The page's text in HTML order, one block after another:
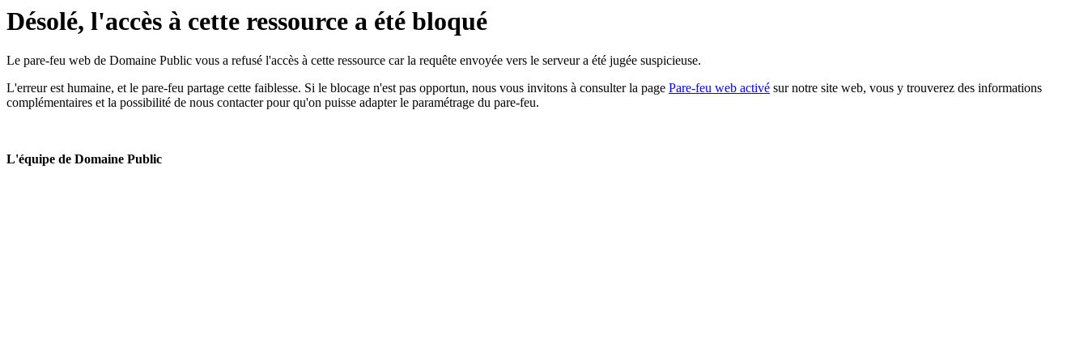
Désolé, l'accès à cette ressource a été bloqué
Le pare-feu web de Domaine Public vous a refusé l'accès à cette ressource car la requête envoyée vers le serveur a été jugée suspicieuse.
L'erreur est humaine, et le pare-feu partage cette faiblesse. Si le blocage n'est pas opportun, nous vous invitons à consulter la page Pare-feu web activé sur notre site web, vous y trouverez des informations
complémentaires et la possibilité de nous contacter pour qu'on puisse adapter le paramétrage du pare-feu.
L'équipe de Domaine Public